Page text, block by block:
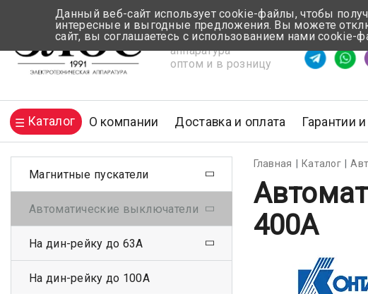
Электротехническая
аппаратура
оптом и в розницу
Время
Каталог О компании Доставка и оплата Гарантии
Главная Каталог
400А
Магнитные пускатели
Автоматические выключатели
На дин-рейку до 63А
На дин-рейку до 100А
Данный веб-сайт использует cookie-файлы, чтобы
интересные и выгодные предложения. Вы можете
сайт, вы соглашаетесь с использованием нами cookie-